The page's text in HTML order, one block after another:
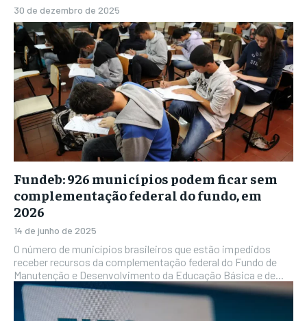
30 de dezembro de 2025
Fundeb: 926 municípios podem ficar sem
complementação federal do fundo, em
2026
14 de junho de 2025
O número de municípios brasileiros que estão impedidos
receber recursos da complementação federal do Fundo de
Manutenção e Desenvolvimento da Educação Básica e de...